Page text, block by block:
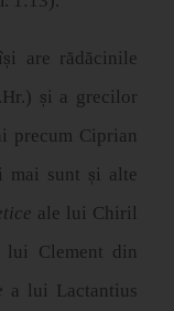
își are rădăcinile
.Hr.) și a grecilor
precum Ciprian
i mai sunt și alte
ale lui Chiril
lui Clement din
a lui Lactantius